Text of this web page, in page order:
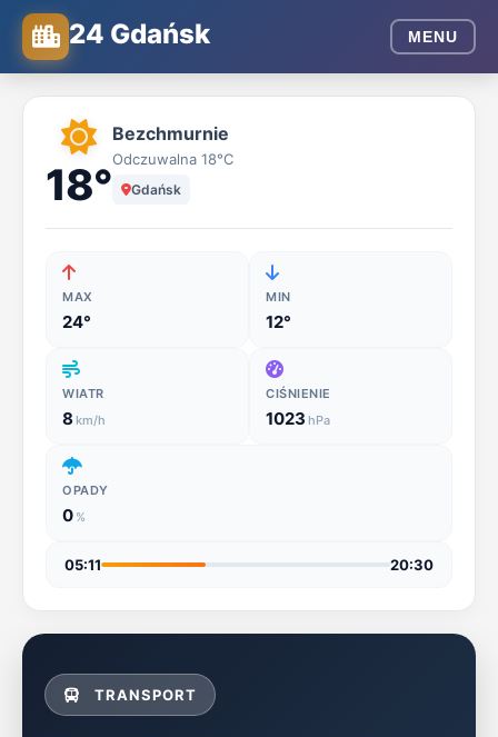
24 Gdańsk MENU
24
Gdańsk
Wiadomości
regionu,
ogłoszenia
katalog
firm
18°
Bezchmurnie
Odczuwalna 18°C
Gdańsk
MAX
24°
MIN
12°
WIATR
8 km/h
CIŚNIENIE
1023 hPa
OPADY
0 %
05:11 20:30
TRANSPORT